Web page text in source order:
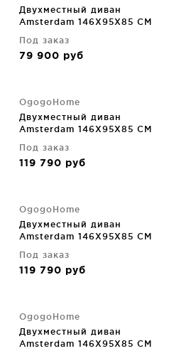
Двухместный диван
Amsterdam 146X95X85 CM
Под заказ
79 900 руб
OgogoHome
Двухместный диван
Amsterdam 146X95X85 CM
Под заказ
119 790 руб
OgogoHome
Двухместный диван
Amsterdam 146X95X85 CM
Под заказ
119 790 руб
OgogoHome
Двухместный диван
Amsterdam 146X95X85 CM